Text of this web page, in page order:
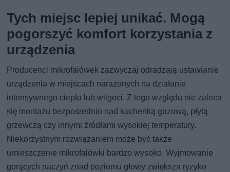
Tych miejsc lepiej unikać. Mogą
pogorszyć komfort korzystania z
urządzenia
Producenci mikrofalówek zazwyczaj odradzają ustawianie
urządzenia w miejscach narażonych na działanie
intensywnego ciepła lub wilgoci. Z tego względu nie zaleca
się montażu bezpośrednio nad kuchenką gazową, płytą
grzewczą czy innymi źródłami wysokiej temperatury.
Niekorzystnym rozwiązaniem może być także
umieszczenie mikrofalówki bardzo wysoko. Wyjmowanie
gorących naczyń znad poziomu głowy zwiększa ryzyko